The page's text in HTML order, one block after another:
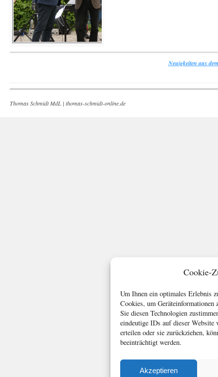
Cookie-
Um Ihnen ein optimales Erlebnis
Cookies, um Geräteinformationen
Sie diesen Technologien
eindeutige IDs auf dieser
erteilen oder sie zurückziehen,
beeinträchtigt werden.
Akzeptieren
Neuigkeiten aus
Thomas Schmidt MdL | thomas-schmidt-online.de